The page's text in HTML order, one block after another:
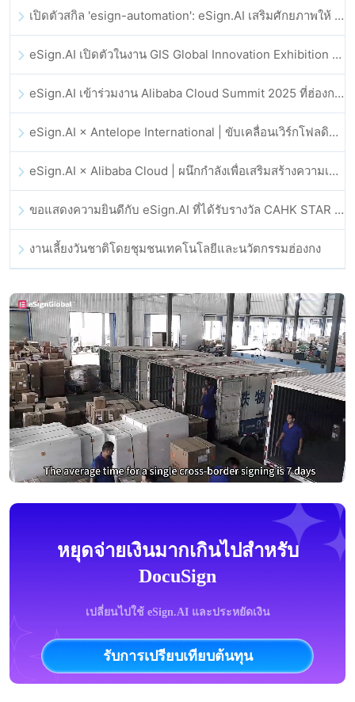
เปิดตัวสกิล 'esign-automation': eSign.AI เสริมศักยภาพให้ OpenClaw ด้วยลายเซ็นอิเล็กทรอนิกส์อัตโนมัติ
eSign.AI เปิดตัวในงาน GIS Global Innovation Exhibition 2025
eSign.AI เข้าร่วมงาน Alibaba Cloud Summit 2025 ที่ฮ่องกง เพื่อขับเคลื่อนนวัตกรรมคลาวด์ที่ขับเคลื่อนด้วย AI และความเชื่อมั่นทางดิจิทัล
eSign.AI × Antelope International | ขับเคลื่อนเวิร์กโฟลดิจิทัลที่ปลอดภัยและขับเคลื่อนด้วย AI
eSign.AI × Alibaba Cloud | ผนึกกำลังเพื่อเสริมสร้างความเชื่อมั่นดิจิทัลระดับโลกสำหรับฟินเทค
ขอแสดงความยินดีกับ eSign.AI ที่ได้รับรางวัล CAHK STAR Award 2025
งานเลี้ยงวันชาติโดยชุมชนเทคโนโลยีและนวัตกรรมฮ่องกง
หยุดจ่ายเงินมากเกินไปสำหรับ
DocuSign
เปลี่ยนไปใช้ eSign.AI และประหยัดเงิน
รับการเปรียบเทียบต้นทุน